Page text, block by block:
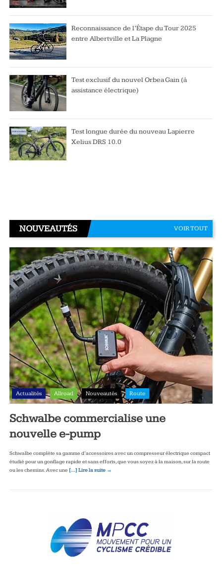
Reconnaissance de l’Étape du Tour 2025
entre Albertville et La Plagne
Test exclusif du nouvel Orbea Gain (à
assistance électrique)
Test longue durée du nouveau Lapierre
Xelius DRS 10.0
NOUVEAUTÉS VOIR TOUT
Actualités Allroad Nouveautés Route
Schwalbe commercialise une
nouvelle e-pump
Schwalbe complète sa gamme d’accessoires avec un compresseur électrique compact
étudié pour un gonflage rapide et sans efforts, que vous soyez à la maison, sur la route
ou les chemins. Avec une […] Lire la suite →